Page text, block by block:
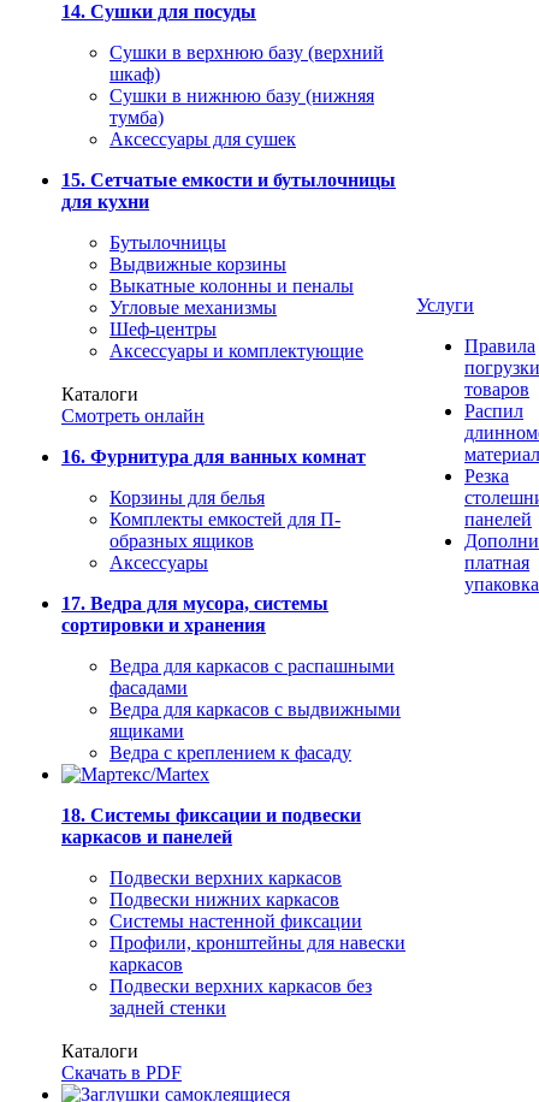
14. Сушки для посуды
Сушки в верхнюю базу (верхний
шкаф)
Сушки в нижнюю базу (нижняя
тумба)
Аксессуары для сушек
15. Сетчатые емкости и бутылочницы
для кухни
Бутылочницы
Выдвижные корзины
Выкатные колонны и пеналы
Угловые механизмы
Шеф-центры
Аксессуары и комплектующие
Каталоги
Смотреть онлайн
16. Фурнитура для ванных комнат
Корзины для белья
Комплекты емкостей для П-
образных ящиков
Аксессуары
17. Ведра для мусора, системы
сортировки и хранения
Ведра для каркасов с распашными
фасадами
Ведра для каркасов с выдвижными
ящиками
Ведра с креплением к фасаду
18. Системы фиксации и подвески
каркасов и панелей
Подвески верхних каркасов
Подвески нижних каркасов
Системы настенной фиксации
Профили, кронштейны для навески
каркасов
Подвески верхних каркасов без
задней стенки
Каталоги
Скачать в PDF
Услуги
Правила
погрузки
товаров
Распил
Резка
панелей
платная
упаковка